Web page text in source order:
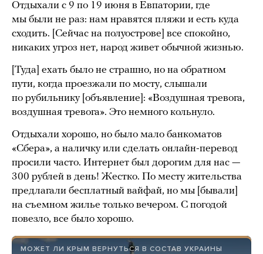
Отдыхали с 9 по 19 июня в Евпатории, где
мы были не раз: нам нравятся пляжи и есть куда
сходить. [Сейчас на полуострове] все спокойно,
никаких угроз нет, народ живет обычной жизнью.
[Туда] ехать было не страшно, но на обратном
пути, когда проезжали по мосту, слышали
по рубильнику [объявление]: «Воздушная тревога,
воздушная тревога». Это немного кольнуло.
Отдыхали хорошо, но было мало банкоматов
«Сбера», а наличку или сделать онлайн-перевод
просили часто. Интернет был дорогим для нас —
300 рублей в день! Жестко. По месту жительства
предлагали бесплатный вайфай, но мы [бывали]
на съемном жилье только вечером. С погодой
повезло, все было хорошо.
МОЖЕТ ЛИ КРЫМ ВЕРНУТЬСЯ В СОСТАВ УКРАИНЫ